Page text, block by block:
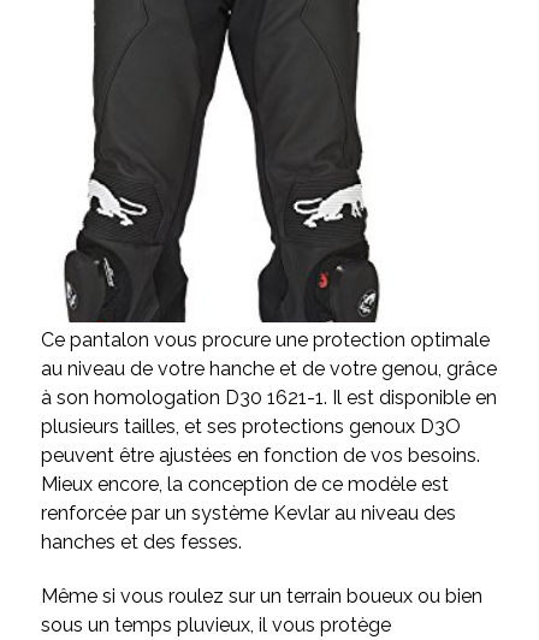
Ce pantalon vous procure une protection optimale
au niveau de votre hanche et de votre genou, grâce
à son homologation D30 1621-1. Il est disponible en
plusieurs tailles, et ses protections genoux D3O
peuvent être ajustées en fonction de vos besoins.
Mieux encore, la conception de ce modèle est
renforcée par un système Kevlar au niveau des
hanches et des fesses.
Même si vous roulez sur un terrain boueux ou bien
sous un temps pluvieux, il vous protège